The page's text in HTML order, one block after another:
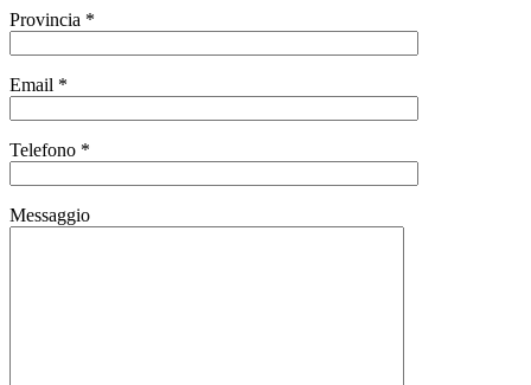
Provincia *
Email *
Telefono *
Messaggio